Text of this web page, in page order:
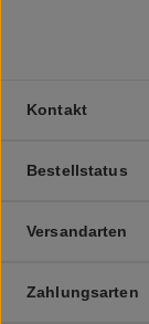
Kontakt
Bestellstatus
Versandarten
Zahlungsarten